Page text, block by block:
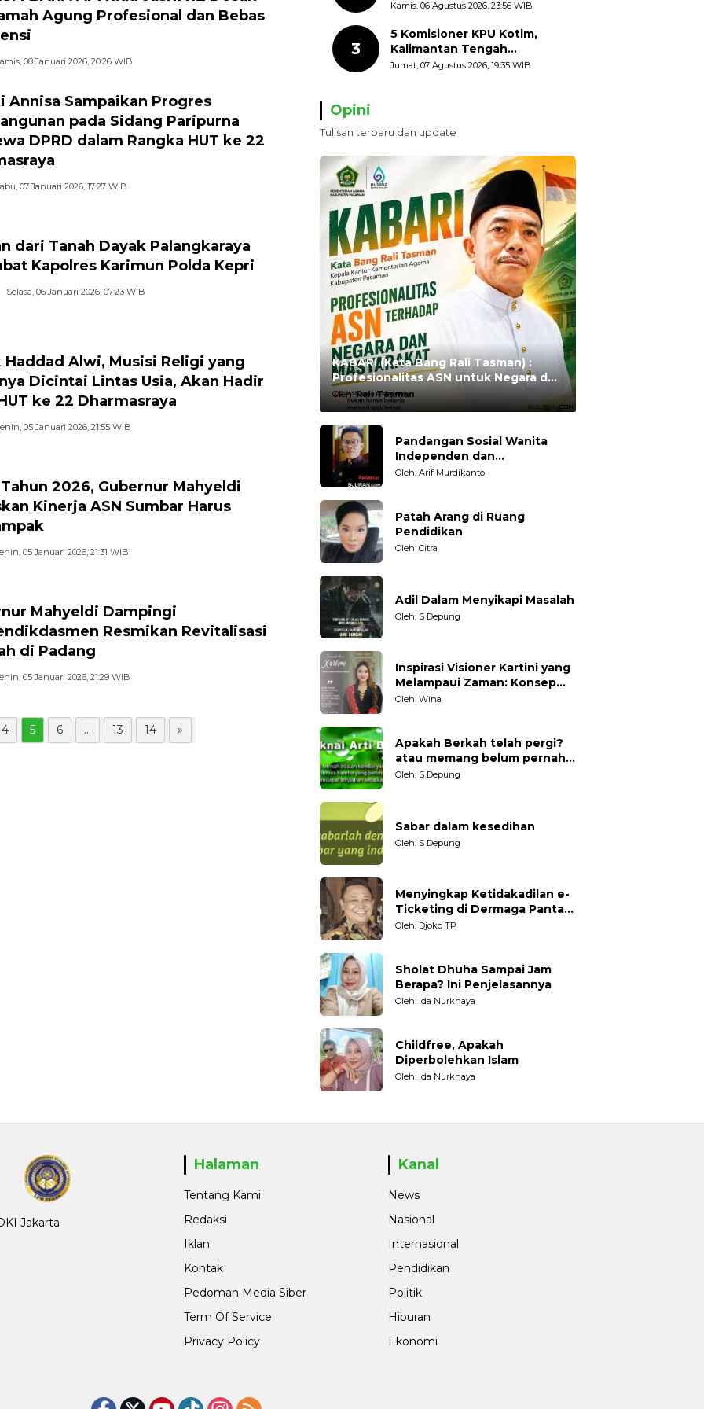
Agung Profesional dan Bebas
08 Januari 2026, 20:26 WIB
Annisa Sampaikan Progres
pada Sidang Paripurna
DPRD dalam Rangka HUT ke 22
07 Januari 2026, 17:27 WIB
dari Tanah Dayak Palangkaraya
Kapolres Karimun Polda Kepri
Selasa, 06 Januari 2026, 07:23 WIB
Haddad Alwi, Musisi Religi yang
Dicintai Lintas Usia, Akan Hadir
ke 22 Dharmasraya
05 Januari 2026, 21:55 WIB
2026, Gubernur Mahyeldi
Kinerja ASN Sumbar Harus
05 Januari 2026, 21:31 WIB
Mahyeldi Dampingi
Resmikan Revitalisasi
di Padang
05 Januari 2026, 21:29 WIB
4 5 6 ... 13 14 »
HUT ke-81 Kemerdekaan RI
Bendera Merah Putih
Kamis, 06 Agustus 2026, 23:56 WIB
3
5 Komisioner KPU Kotim,
Kalimantan Tengah
Ditetapkan Tersangka,
Jumat, 07 Agustus 2026, 19:35 WIB
Opini
Tulisan terbaru dan update
KABARI (Kata Bang Rali Tasman) :
Profesionalitas ASN untuk Negara dan
Masyarakat
Oleh:Rali Tasman
Pandangan Sosial Wanita
Independen dan
Karakteristiknya
Oleh: Arif Murdikanto
Patah Arang di Ruang
Pendidikan
Oleh: Citra
Adil Dalam Menyikapi Masalah
Oleh: S Depung
Inspirasi Visioner Kartini yang
Melampaui Zaman: Konsep
Kecakapan Hidup bagi
Oleh: Wina
Apakah Berkah telah pergi?
atau memang belum pernah
datang?
Oleh: S Depung
Sabar dalam kesedihan
Oleh: S Depung
Menyingkap Ketidakadilan e-
Ticketing di Dermaga Pantai
Kartini Jepara, terhadap
Oleh: Djoko TP
Sholat Dhuha Sampai Jam
Berapa? Ini Penjelasannya
Oleh: Ida Nurkhaya
Childfree, Apakah
Diperbolehkan Islam
Oleh: Ida Nurkhaya
Jakarta
Halaman
Tentang Kami
Redaksi
Iklan
Kontak
Pedoman Media Siber
Term Of Service
Privacy Policy
Kanal
News
Nasional
Internasional
Pendidikan
Politik
Hiburan
Ekonomi